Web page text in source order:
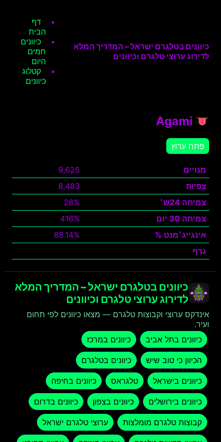
כיוונים בטלגרם ישראל – המדריך המלא
לדירוג ערוצי טלגרם וכיוונים
דף
הבית
כיוונים
חמים
היום
קטלוג
כיוונים
פתח ערוץ
מנויים
9,625
צפיות
8,483
צמיחה 24ש׳
28%
צמיחה 30 יום
416%
אינגייג׳מנט %
88.14%
גרף
כיוונים בטלגרם ישראל – המדריך המלא
לדירוג ערוצי טלגרם וכיוונים
אינדקס ערוצי וקבוצות טלגרם — מצאו כיוונים לפי תחום
ועיר.
כיוונים בתל אביב
כיוונים במרכז
הכיוון כי טוב שיש כיוונים בטלגרם
כיוונים בישראל טלגראס כיוונים בחיפה
כיוונים בירושלים כיוונים בצפון כיוונים בדרום
קבוצות טלגרם מומלצות ערוצי טלגרם ישראל